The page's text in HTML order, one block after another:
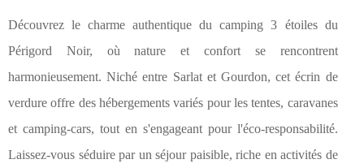
Découvrez le charme authentique du camping 3 étoiles du
Périgord Noir, où nature et confort se rencontrent
harmonieusement. Niché entre Sarlat et Gourdon, cet écrin de
verdure offre des hébergements variés pour les tentes, caravanes
et camping-cars, tout en s'engageant pour l'éco-responsabilité.
Laissez-vous séduire par un séjour paisible, riche en activités de